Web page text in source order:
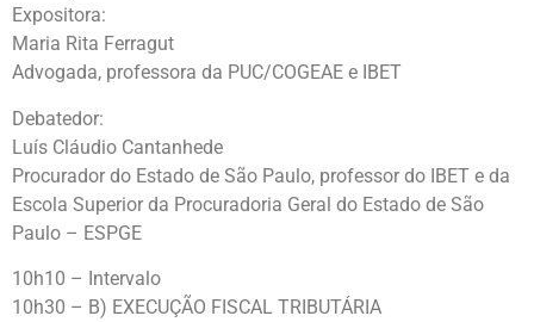
Expositora:
Maria Rita Ferragut
Advogada, professora da PUC/COGEAE e IBET
Debatedor:
Luís Cláudio Cantanhede
Procurador do Estado de São Paulo, professor do IBET e da
Escola Superior da Procuradoria Geral do Estado de São
Paulo – ESPGE
10h10 – Intervalo
10h30 – B) EXECUÇÃO FISCAL TRIBUTÁRIA